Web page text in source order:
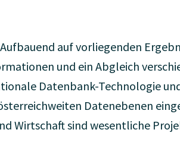
auf vorliegenden
und ein Abgleich
Datenbank-Technologie
Datenebenen
Wirtschaft sind wesentliche